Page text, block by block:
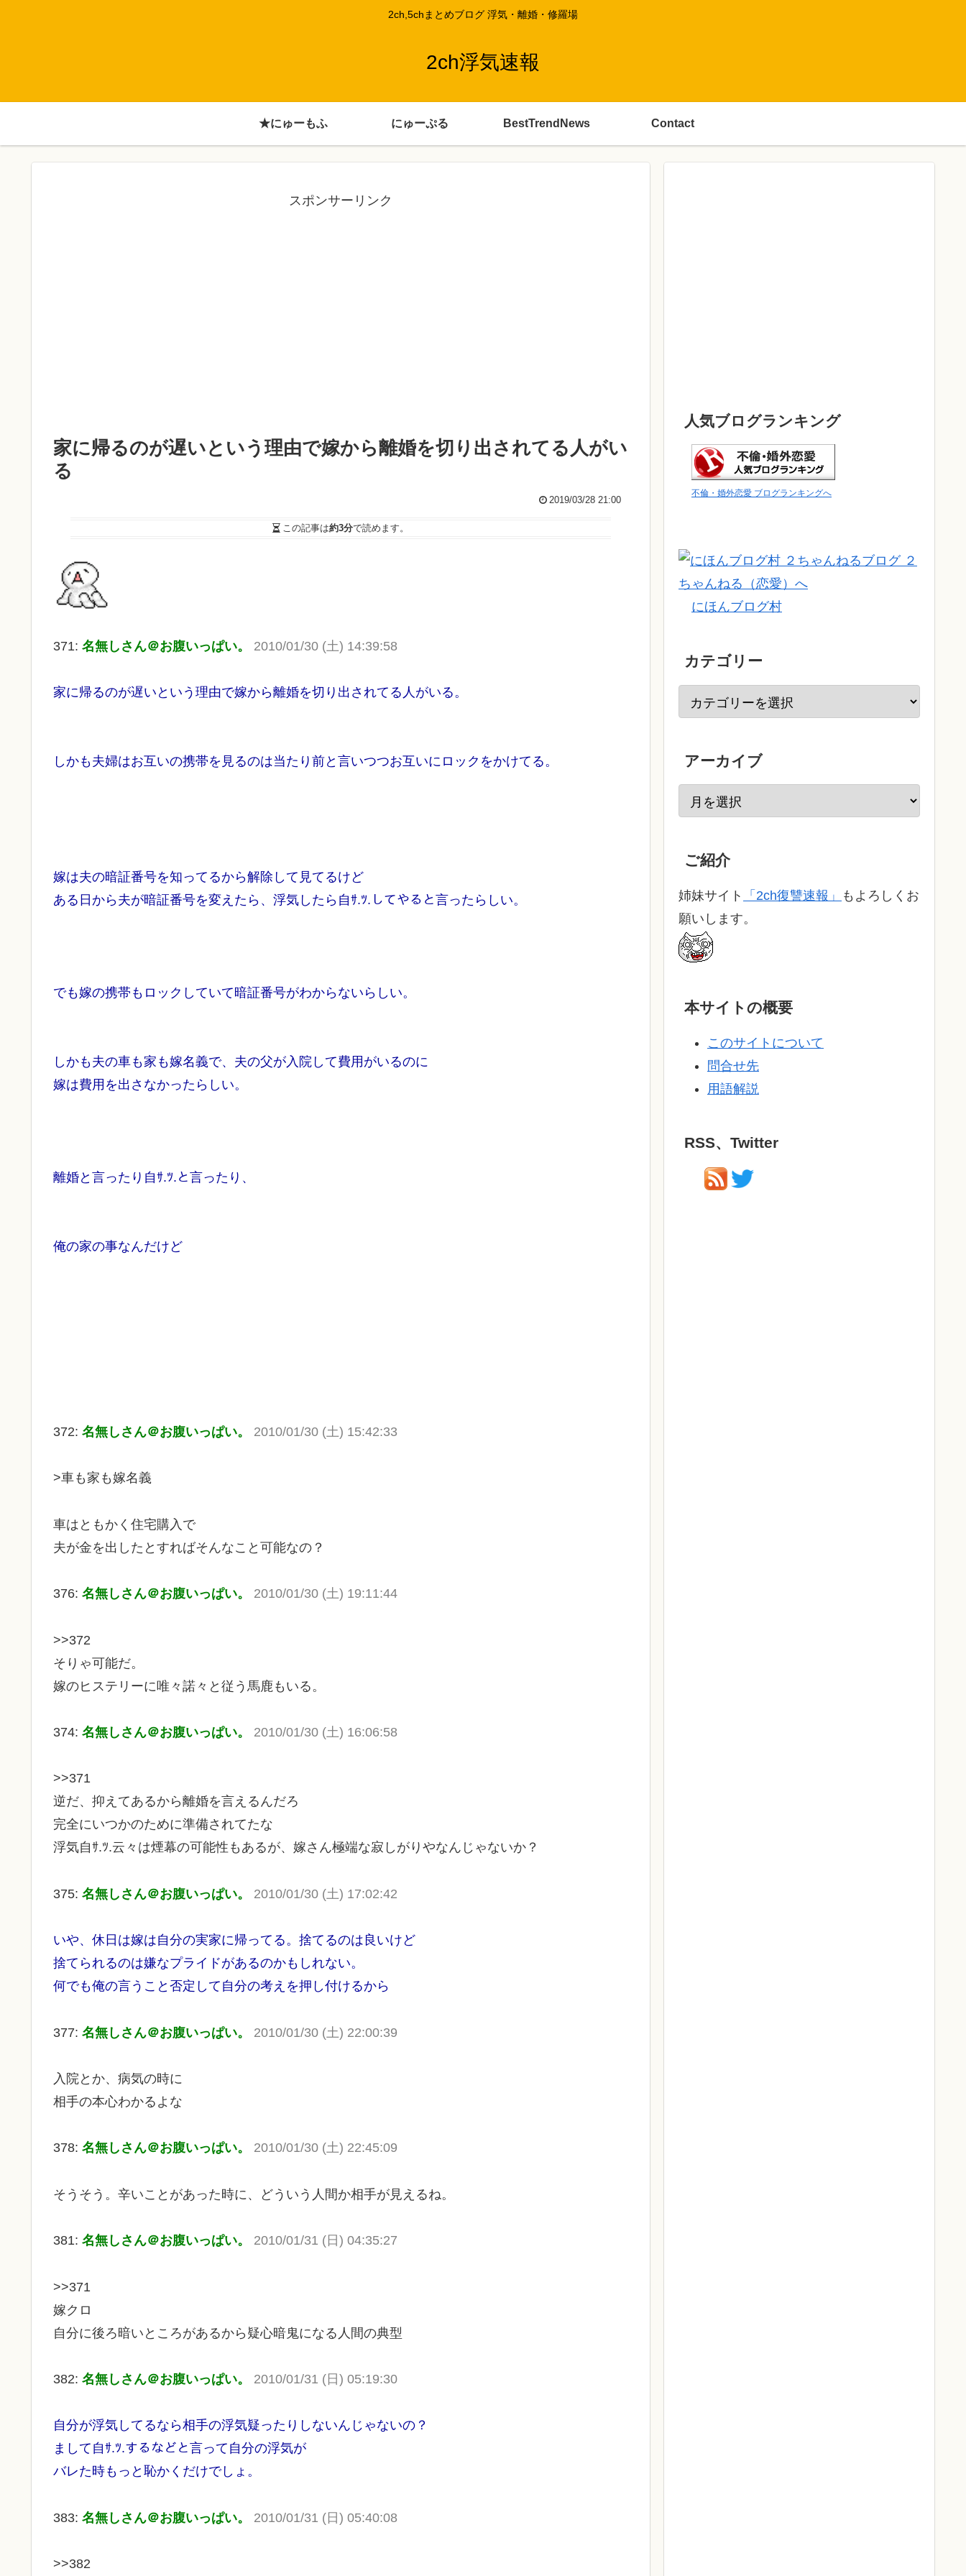
2ch,5chまとめブログ 浮気・離婚・修羅場
2ch浮気速報
★にゅーもふ にゅーぷる BestTrendNews Contact
スポンサーリンク
家に帰るのが遅いという理由で嫁から離婚を切り出されてる人がい
る
2019/03/28 21:00
この記事は約3分で読めます。
371: 名無しさん＠お腹いっぱい。 2010/01/30 (土) 14:39:58
家に帰るのが遅いという理由で嫁から離婚を切り出されてる人がいる。
しかも夫婦はお互いの携帯を見るのは当たり前と言いつつお互いにロックをかけてる。
嫁は夫の暗証番号を知ってるから解除して見てるけど
ある日から夫が暗証番号を変えたら、浮気したら自ｻ.ﾂ.してやると言ったらしい。
でも嫁の携帯もロックしていて暗証番号がわからないらしい。
しかも夫の車も家も嫁名義で、夫の父が入院して費用がいるのに
嫁は費用を出さなかったらしい。
離婚と言ったり自ｻ.ﾂ.と言ったり、
俺の家の事なんだけど
372: 名無しさん＠お腹いっぱい。 2010/01/30 (土) 15:42:33
>車も家も嫁名義
車はともかく住宅購入で
夫が金を出したとすればそんなこと可能なの？
376: 名無しさん＠お腹いっぱい。 2010/01/30 (土) 19:11:44
>>372
そりゃ可能だ。
嫁のヒステリーに唯々諾々と従う馬鹿もいる。
374: 名無しさん＠お腹いっぱい。 2010/01/30 (土) 16:06:58
>>371
逆だ、抑えてあるから離婚を言えるんだろ
完全にいつかのために準備されてたな
浮気自ｻ.ﾂ.云々は煙幕の可能性もあるが、嫁さん極端な寂しがりやなんじゃないか？
375: 名無しさん＠お腹いっぱい。 2010/01/30 (土) 17:02:42
いや、休日は嫁は自分の実家に帰ってる。捨てるのは良いけど
捨てられるのは嫌なプライドがあるのかもしれない。
何でも俺の言うこと否定して自分の考えを押し付けるから
377: 名無しさん＠お腹いっぱい。 2010/01/30 (土) 22:00:39
入院とか、病気の時に
相手の本心わかるよな
378: 名無しさん＠お腹いっぱい。 2010/01/30 (土) 22:45:09
そうそう。辛いことがあった時に、どういう人間か相手が見えるね。
381: 名無しさん＠お腹いっぱい。 2010/01/31 (日) 04:35:27
>>371
嫁クロ
自分に後ろ暗いところがあるから疑心暗鬼になる人間の典型
382: 名無しさん＠お腹いっぱい。 2010/01/31 (日) 05:19:30
自分が浮気してるなら相手の浮気疑ったりしないんじゃないの？
まして自ｻ.ﾂ.するなどと言って自分の浮気が
バレた時もっと恥かくだけでしょ。
383: 名無しさん＠お腹いっぱい。 2010/01/31 (日) 05:40:08
>>382
人気ブログランキング
不倫・婚外恋愛 ブログランキングへ
にほんブログ村
カテゴリー
アーカイブ
ご紹介
姉妹サイト 「2ch復讐速報」
もよろしくお
願いします。
本サイトの概要
このサイトについて
問合せ先
用語解説
RSS、Twitter